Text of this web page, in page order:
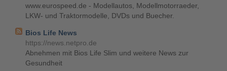
www.eurospeed.de - Modellautos, Modellmotorraeder,
LKW- und Traktormodelle, DVDs und Buecher.
Bios Life News
https://news.netpro.de
Abnehmen mit Bios Life Slim und weitere News zur
Gesundheit